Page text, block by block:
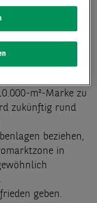
2019 gebrochen
m² ein sehr
über 36 % und
Anders
m²-Marke zu
zukünftig rund
beziehen,
in
geben.